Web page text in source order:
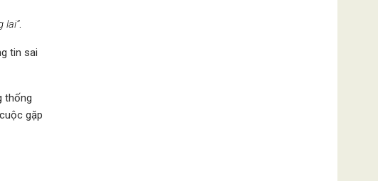
lai”.
tin sai
thống
gặp